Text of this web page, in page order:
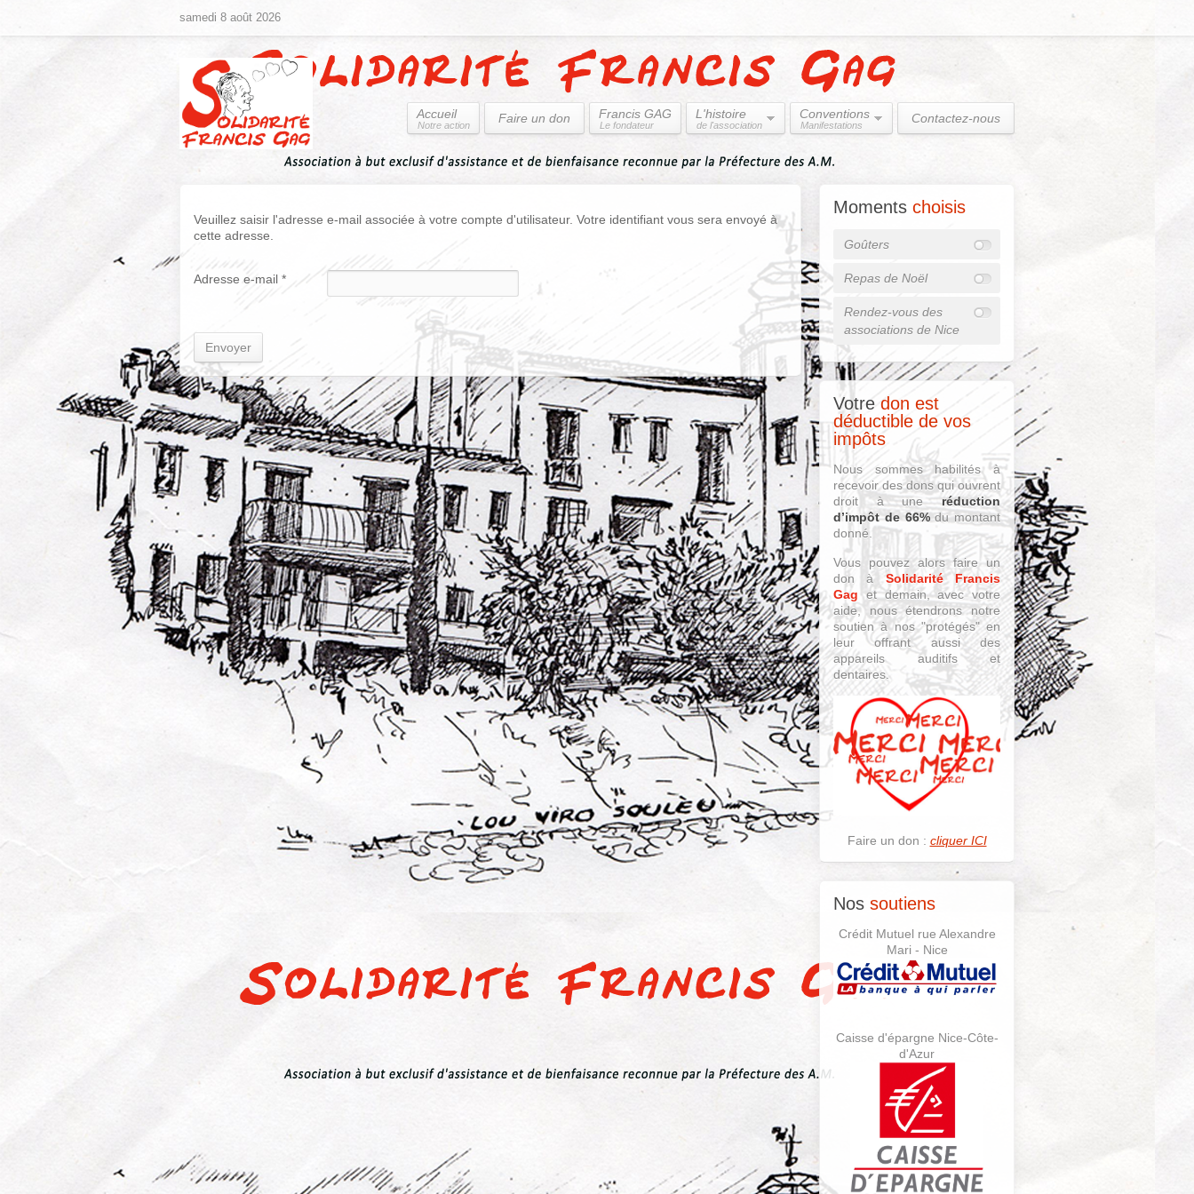
samedi 8 août 2026
Accueil
Notre action Faire un don Francis GAG
Le fondateur
L'histoire
de l'association
Conventions
Manifestations Contactez-nous
Veuillez saisir l'adresse e-mail associée à votre compte d'utilisateur. Votre identifiant vous sera envoyé à
cette adresse.
Adresse e-mail *
Envoyer
Moments choisis
Goûters
Repas de Noël
Rendez-vous des
associations de Nice
Votre don est
déductible de vos
impôts
Nous sommes habilités à
recevoir des dons qui ouvrent
droit à uneréduction
d’impôt de 66% du montant
donné.
Vous pouvez alors faire un
don à Solidarité Francis
Gag et demain, avec votre
aide, nous étendrons notre
soutien à nos "protégés" en
leur offrant aussi des
appareils auditifs et
dentaires.
Faire un don : cliquer ICI
Nos soutiens
Crédit Mutuel rue Alexandre
Mari - Nice
Caisse d'épargne Nice-Côte-
d'Azur